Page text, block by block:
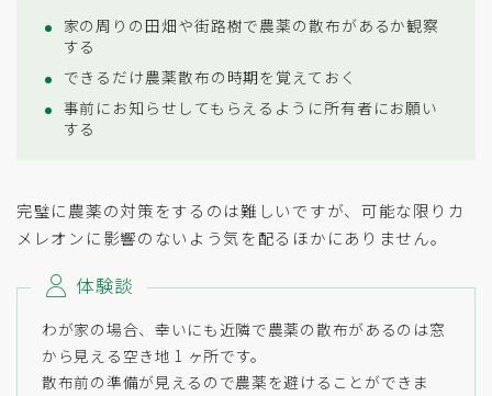
家の周りの田畑や街路樹で農薬の散布があるか観察
する
できるだけ農薬散布の時期を覚えておく
事前にお知らせしてもらえるように所有者にお願い
する
完璧に農薬の対策をするのは難しいですが、可能な限りカ
メレオンに影響のないよう気を配るほかにありません。
体験談
わが家の場合、幸いにも近隣で農薬の散布があるのは窓
から見える空き地 1 ヶ所です。
散布前の準備が見えるので農薬を避けることができま